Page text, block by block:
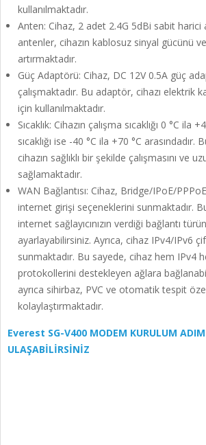
kullanılmaktadır.
Anten: Cihaz, 2 adet 2.4G 5dBi sabit harici
antenler, cihazın kablosuz sinyal gücünü
artırmaktadır.
Güç Adaptörü: Cihaz, DC 12V 0.5A güç
çalışmaktadır. Bu adaptör, cihazı elektrik
için kullanılmaktadır.
Sıcaklık: Cihazın çalışma sıcaklığı 0 °C ila
sıcaklığı ise -40 °C ila +70 °C arasındadır.
cihazın sağlıklı bir şekilde çalışmasını ve
sağlamaktadır.
WAN Bağlantısı: Cihaz, Bridge/IPoE/
internet girişi seçeneklerini sunmaktadır.
internet sağlayıcınızın verdiği bağlantı
ayarlayabilirsiniz. Ayrıca, cihaz IPv4/IPv6
sunmaktadır. Bu sayede, cihaz hem IPv4
protokollerini destekleyen ağlara
ayrıca sihirbaz, PVC ve otomatik tespit
kolaylaştırmaktadır.
Everest SG-V400 MODEM KURULUM
ULAŞABİLİRSİNİZ